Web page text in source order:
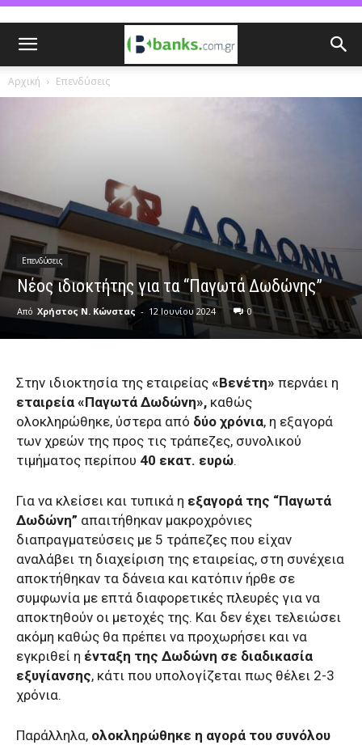
Αρχική Επενδύσεις
Επενδύσεις
Νέος ιδιοκτήτης για τα “Παγωτά Δωδώνης”
Από Χρήστος Ν. Κώνστας - 12 Ιουνίου 2024 0
Στην ιδιοκτησία της εταιρείας «Βενέτη» περνάει η
εταιρεία «Παγωτά Δωδώνη», καθώς
ολοκληρώθηκε, ύστερα από δύο χρόνια, η εξαγορά
των χρεών της προς τις τράπεζες, συνολικού
τιμήματος περίπου 40 εκατ. ευρώ.
Για να κλείσει και τυπικά η εξαγορά της “Παγωτά
Δωδώνη” απαιτήθηκαν μακροχρόνιες
διαπραγματεύσεις με 5 τράπεζες που είχαν
αναλάβει τη διαχείριση της εταιρείας, στη συνέχεια
αποκτήθηκαν τα δάνεια και κατόπιν ήρθε σε
συμφωνία με επτά διαφορετικές πλευρές για να
αποκτηθούν οι μετοχές της. Και δεν έχει τελειώσει
ακόμη καθώς θα πρέπει να προχωρήσει και να
εγκριθεί η ένταξη της Δωδώνη σε διαδικασία
εξυγίανσης, κάτι που υπολογίζεται πως θέλει 2-3
χρόνια.
Παράλληλα, ολοκληρώθηκε η αγορά του συνόλου